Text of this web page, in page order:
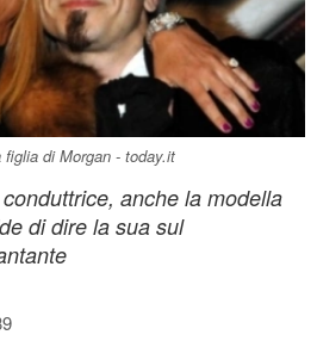
di Morgan - today.it
anche la modella
di dire la sua sul